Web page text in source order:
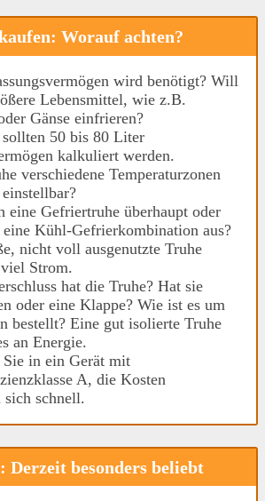
Worauf achten?
wird benötigt? Will
Lebensmittel, wie z.B.
Gänse einfrieren?
sollten 50 bis 80 Liter
kalkuliert werden.
verschiedene Temperaturzonen
eine Gefriertruhe überhaupt oder
Kühl-Gefrierkombination aus?
nicht voll ausgenutzte Truhe
Strom.
hat die Truhe? Hat sie
oder eine Klappe? Wie ist es um
bestellt? Eine gut isolierte Truhe
an Energie.
Sie in ein Gerät mit
A, die Kosten
schnell.
besonders beliebt